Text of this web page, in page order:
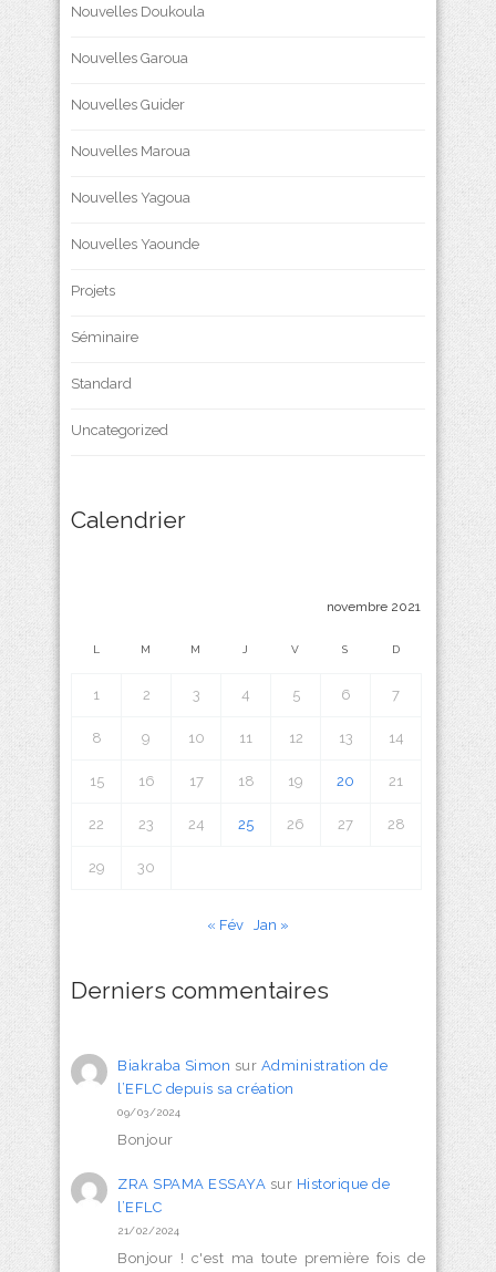
Nouvelles Doukoula
Nouvelles Garoua
Nouvelles Guider
Nouvelles Maroua
Nouvelles Yagoua
Nouvelles Yaounde
Projets
Séminaire
Standard
Uncategorized
Calendrier
novembre 2021
L M M J V S D
1 2 3 4 5 6 7
8 9 10 11 12 13 14
15 16 17 18 19 20 21
22 23 24 25 26 27 28
29 30
« Fév Jan »
Derniers commentaires
Biakraba Simon sur Administration de
l’EFLC depuis sa création
09/03/2024
Bonjour
ZRA SPAMA ESSAYA sur Historique de
l’EFLC
21/02/2024
Bonjour ! c'est ma toute première fois de